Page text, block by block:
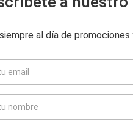
al día de